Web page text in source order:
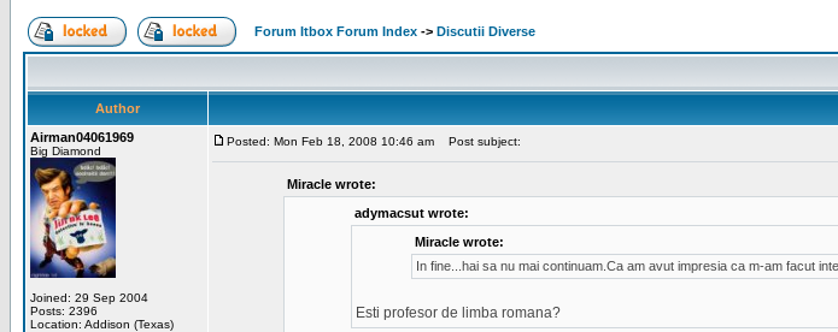
Forum Itbox Forum Index -> Discutii Diverse
Author
Airman04061969
Big Diamond
Joined: 29 Sep 2004
Posts: 2396
Location: Addison (Texas)
Posted: Mon Feb 18, 2008 10:46 am Post subject:
Miracle wrote:
adymacsut wrote:
Miracle wrote:
In fine...hai sa nu mai continuam.Ca am avut impresia ca m-am facut
Esti profesor de limba romana?